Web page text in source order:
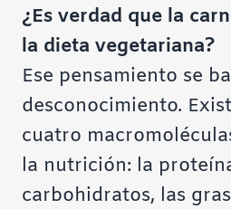
¿Es verdad que la
la dieta vegetariana?
Ese pensamiento se
desconocimiento.
cuatro
la nutrición: la
carbohidratos, las